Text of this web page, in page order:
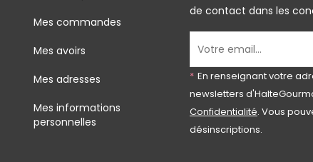
Mes commandes
Mes avoirs
Mes adresses
Mes informations
personnelles
de contact dans les
* En renseignant votre
newsletters
Confidentialité. Vous
désinscriptions.